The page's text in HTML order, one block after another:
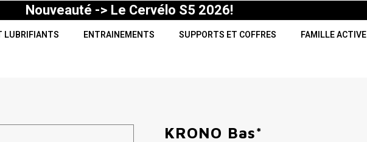
Nouveauté -> Le Cervélo S5 2026!
LUBRIFIANTS ENTRAINEMENTS SUPPORTS ET COFFRES FAMILLE ACTIVE
KRONO Bas*